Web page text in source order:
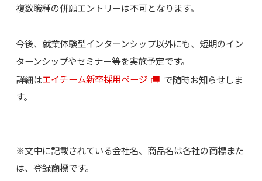
複数職種の併願エントリーは不可となります。
今後、就業体験型インターンシップ以外にも、短期のイン
ターンシップやセミナー等を実施予定です。
詳細はエイチーム新卒採用ページ
で随時お知らせしま
す。
※文中に記載されている会社名、商品名は各社の商標また
は、登録商標です。